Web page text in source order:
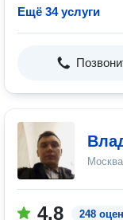
Ещё 34 услуги
4.8 248